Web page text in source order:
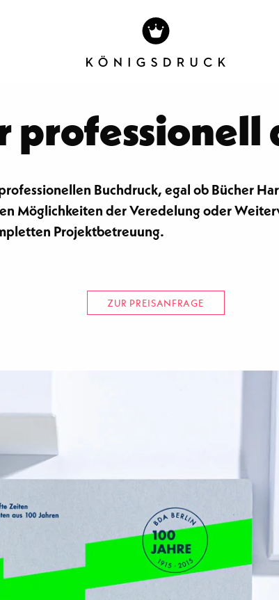
professionell
Buchdruck, egal ob Bücher
Möglichkeiten der Veredelung oder
Projektbetreuung.
ZUR PREISANFRAGE